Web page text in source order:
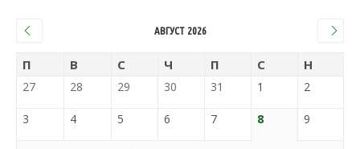
АВГУСТ 2026
П В С Ч П С Н
27 28 29 30 31 1 2
3 4 5 6 7 8 9